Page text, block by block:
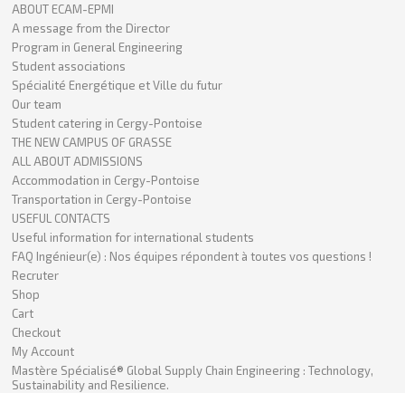
ABOUT ECAM-EPMI
A message from the Director
Program in General Engineering
Student associations
Spécialité Energétique et Ville du futur
Our team
Student catering in Cergy-Pontoise
THE NEW CAMPUS OF GRASSE
ALL ABOUT ADMISSIONS
Accommodation in Cergy-Pontoise
Transportation in Cergy-Pontoise
USEFUL CONTACTS
Useful information for international students
FAQ Ingénieur(e) : Nos équipes répondent à toutes vos questions !
Recruter
Shop
Cart
Checkout
My Account
Mastère Spécialisé® Global Supply Chain Engineering : Technology,
Sustainability and Resilience.